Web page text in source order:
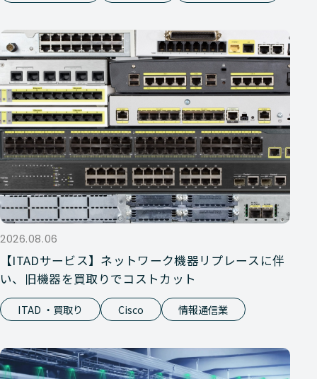
2026.08.06
【ITADサービス】ネットワーク機器リプレースに伴
い、旧機器を買取りでコストカット
ITAD ・買取り Cisco 情報通信業